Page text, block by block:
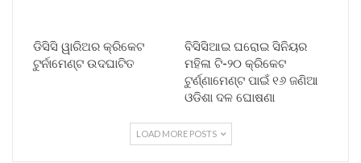
ଡିସିସି ୱାରିଅର କ୍ରିକେଟ
ଟୁର୍ନାମେଣ୍ଟ ଉଦଘାଟିତ
ବିସିସିଆଇ ଘରୋଇ ସିନିୟର
ମହିଳା ଟି-୨୦ କ୍ରିକେଟ
ଟୁର୍ଣ୍ଣାମେଣ୍ଟ ପାଇଁ ୧୬ ଜଣିଆ
ଓଡିଶା ଦଳ ଘୋଷଣା
LOAD MORE POSTS